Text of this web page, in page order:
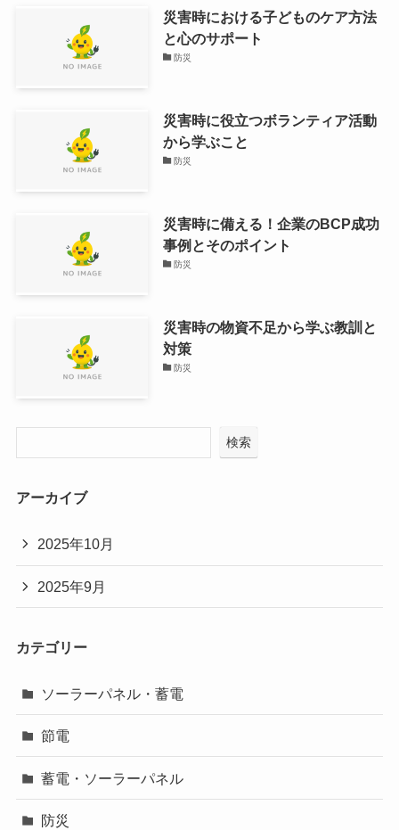
災害時における子どものケア方法
と心のサポート
防災
災害時に役立つボランティア活動
から学ぶこと
防災
災害時に備える！企業のBCP成功
事例とそのポイント
防災
災害時の物資不足から学ぶ教訓と
対策
防災
検索
アーカイブ
2025年10月
2025年9月
カテゴリー
ソーラーパネル・蓄電
節電
蓄電・ソーラーパネル
防災